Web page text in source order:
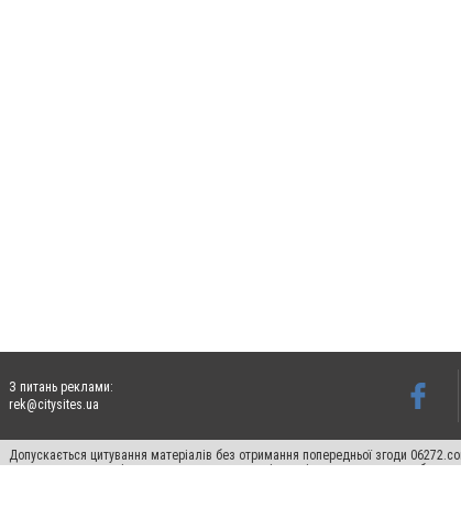
З питань реклами:
rek@citysites.ua
Допускається цитування матеріалів без отримання попередньої згоди
пошукових систем гіперпосилання на цитовані статті не нижче другого